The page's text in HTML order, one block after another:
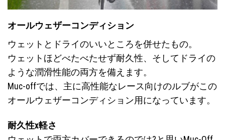
オールウェザーコンディション
ウェットとドライのいいところを併せたもの。
ウェットほどべたべたせず耐久性、そしてドライの
ような潤滑性能の両方を備えます。
Muc-offでは、主に高性能なレース向けのルブがこの
オールウェザーコンディション用になっています。
耐久性x軽さ